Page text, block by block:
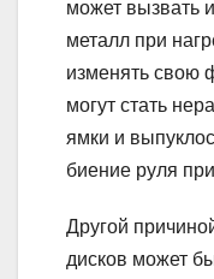
может вызвать
металл при
изменять свою
могут стать
ямки и
биение руля
Другой
дисков может